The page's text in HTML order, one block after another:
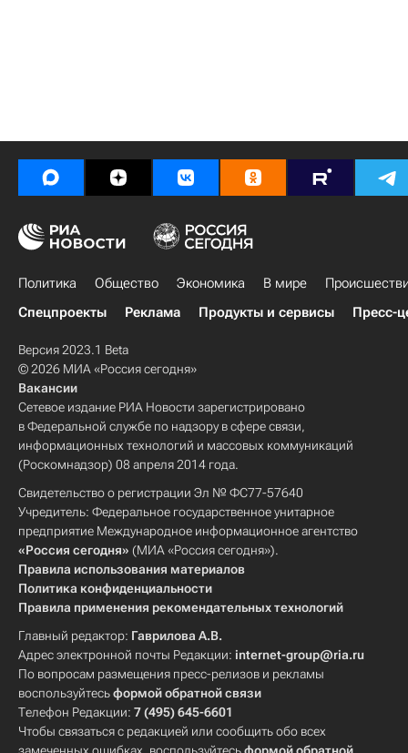
Политика Общество Экономика В мире
Спецпроекты
Реклама Продукты и сервисы Пресс-
Версия 2023.1 Beta
© 2026 МИА «Россия сегодня»
Вакансии
Сетевое издание РИА Новости зарегистрировано
в Федеральной службе по надзору в сфере связи,
информационных технологий и массовых коммуникаций
(Роскомнадзор) 08 апреля 2014 года.
Свидетельство о регистрации Эл № ФС77-57640
Учредитель: Федеральное государственное унитарное
предприятие Международное информационное агентство
«Россия сегодня» (МИА «Россия сегодня»).
Правила использования материалов
Политика конфиденциальности
Правила применения рекомендательных технологий
Главный редактор: Гаврилова А.В.
Адрес электронной почты Редакции: internet-group@ria.ru
По вопросам размещения пресс-релизов и рекламы
воспользуйтесьформой обратной связи
Телефон Редакции: 7 (495) 645-6601
Чтобы связаться с редакцией или сообщить обо всех